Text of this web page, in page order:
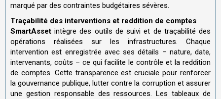
marqué par des contraintes budgétaires sévères.
Traçabilité des interventions et reddition de comptes
SmartAssetintègre des outils de suivi et de traçabilité des
opérations réalisées sur les infrastructures. Chaque
intervention est enregistrée avec ses détails – nature, date,
intervenants, coûts – ce qui facilite le contrôle et la reddition
de comptes. Cette transparence est cruciale pour renforcer
la gouvernance publique, lutter contre la corruption et assurer
une gestion responsable des ressources. Les tableaux de